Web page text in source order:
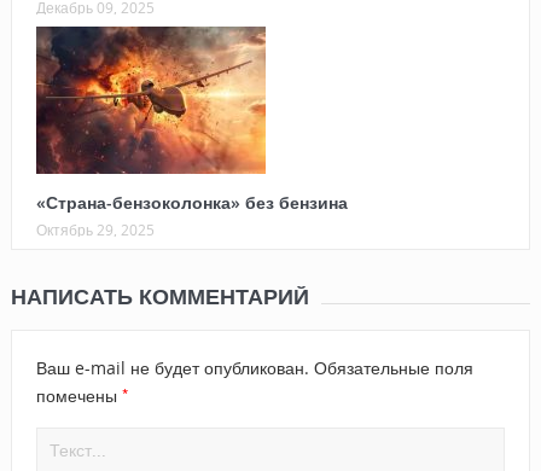
Декабрь 09, 2025
«Страна-бензоколонка» без бензина
Октябрь 29, 2025
НАПИСАТЬ КОММЕНТАРИЙ
Ваш e-mail не будет опубликован. Обязательные поля
помечены *